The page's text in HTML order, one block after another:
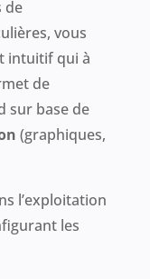
de
vous
intuitif qui à
de
sur base de
(graphiques,
l’exploitation
les